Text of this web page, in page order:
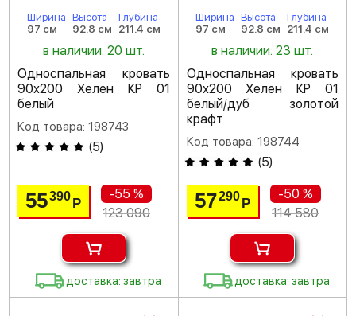
Ширина
97 см
Высота
92.8 см
Глубина
211.4 см
в наличии: 20 шт.
Односпальная кровать
90х200 Хелен КР 01
белый
Код товара: 198743
(5)
55390Р
-55 %
123 090
доставка: завтра
Ширина
97 см
Высота
92.8 см
Глубина
211.4 см
в наличии: 23 шт.
Односпальная кровать
90х200 Хелен КР 01
белый/дуб золотой
крафт
Код товара: 198744
(5)
57290 Р
-50 %
114 580
доставка: завтра